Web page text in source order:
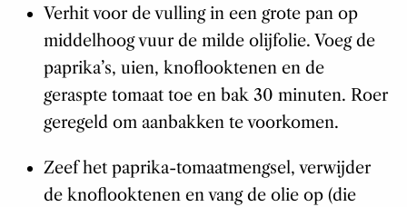
Verhit voor de vulling in een grote pan op
middelhoog vuur de milde olijfolie. Voeg de
paprika’s, uien, knoflooktenen en de
geraspte tomaat toe en bak 30 minuten. Roer
geregeld om aanbakken te voorkomen.
Zeef het paprika-tomaatmengsel, verwijder
de knoflooktenen en vang de olie op (die